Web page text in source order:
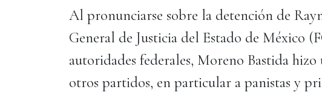
Al pronunciarse sobre la detención de
General de Justicia del Estado de México
autoridades federales, Moreno Bastida
otros partidos, en particular a panistas y